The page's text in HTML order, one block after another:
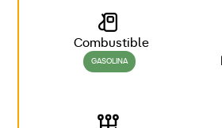
Combustible
GASOLINA